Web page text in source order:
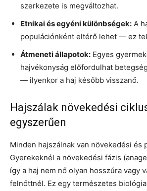
szerkezete is megváltozhat.
Etnikai és egyéni különbségek: A
populációnként eltérő lehet — ez
Átmeneti állapotok: Egyes
hajvékonyság előfordulhat
— ilyenkor a haj később visszanő.
Hajszálak növekedési
egyszerűen
Minden hajszálnak van növekedési és
Gyerekeknél a növekedési fázis
így a haj nem nő olyan hosszúra vagy
felnőttnél. Ez egy természetes